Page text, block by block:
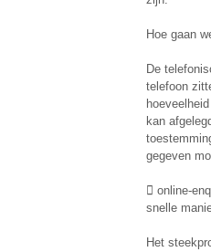
Hoe gaan
De
telefoon
kan
gegeven
 online-
snelle
Het